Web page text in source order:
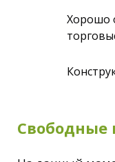
Свободные
Хорошо